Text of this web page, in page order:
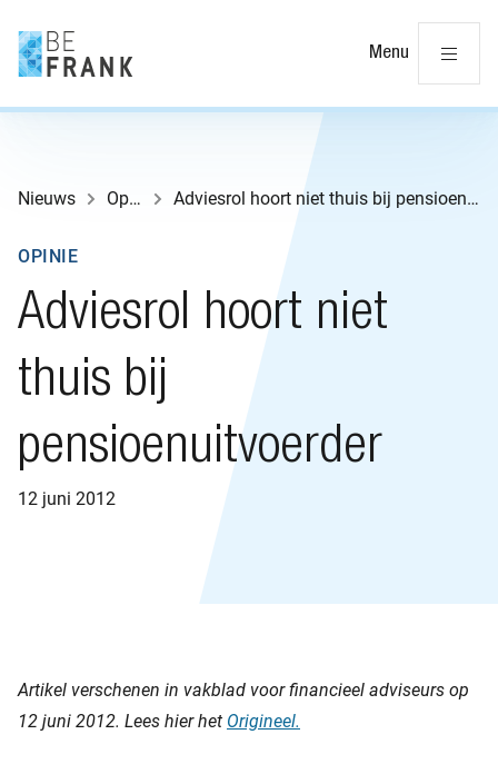
Menu
Nieuws Opinie Adviesrol hoort niet thuis bij pensioenuitvoerder
Adviesrol hoort niet
thuis bij
pensioenuitvoerder
12 juni 2012
OPINIE
Artikel verschenen in vakblad voor financieel adviseurs op
12 juni 2012. Lees hier het Origineel.